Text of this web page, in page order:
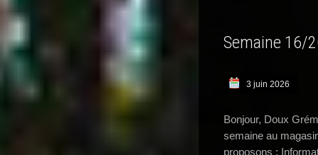
Semaine 16/
3 juin 2026
Bonjour, Doux
semaine au
proposons :